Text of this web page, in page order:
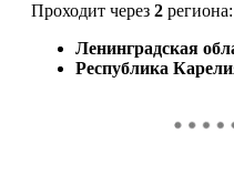
Проходит через 2 региона:
Ленинградская
Республика